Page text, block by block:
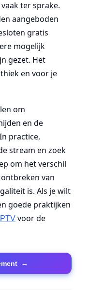
ter sprake.
aangeboden
gratis
mogelijk
gezet. Het
en voor je
om
en de
practice,
stream en zoek
om het verschil
van
is. Als je wilt
goede praktijken
IPTV voor de
→